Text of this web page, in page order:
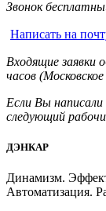
Звонок
Написать на
Входящие заявки
часов
Если Вы
следующий
ДЭНКАР
Динамизм.
Автоматизация.